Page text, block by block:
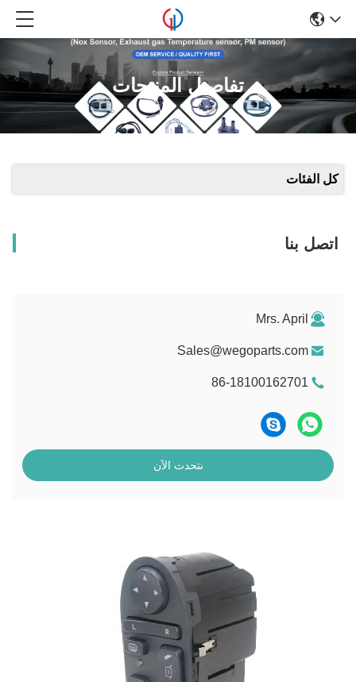
تفاصيل المنتجات
كل الفئات
اتصل بنا
Mrs. April
Sales@wegoparts.com
86-18100162701
نتحدث الآن